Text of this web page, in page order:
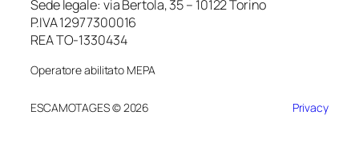
Sede legale: via Bertola, 35 – 10122 Torino
P.IVA 12977300016
REA TO-1330434
Operatore abilitato MEPA
ESCAMOTAGES © 2026 Privacy